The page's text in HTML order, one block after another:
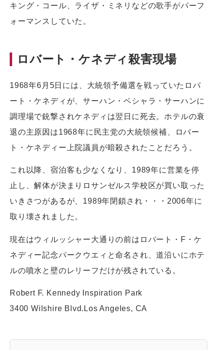
キング・コール、ライザ・ミネリなどの歌手がパーフ
ォーマンスしていた。
ロバート・ケネディ殺害現場
1968年6月5日には、大統領予備選を戦っていたロバ
ート・ケネディが、サーハン・ベシャラ・サーハンに
調理場で銃撃されケネディは翌日に死去。ホテルの衰
退の主原因は1968年に民主党の大統領候補、ロバー
ト・ケネディー上院議員が暗殺されたことだろう。
これ以降、宿泊客も少なくなり、1989年に営業を停
止し、解体が決まりロサンゼルス学校区が買い取った
いきさつがあるが、1989年閉鎖され・・・2006年に
取り壊されました。
現在はウィルッシャー大通りの前はロバート・F・ケ
ネディー記念パークウエィと命名され、道沿いにホテ
ルの噴水と壁のレリーフだけが残されている。
Robert F. Kennedy Inspiration Park
3400 Wilshire Blvd.Los Angeles, CA